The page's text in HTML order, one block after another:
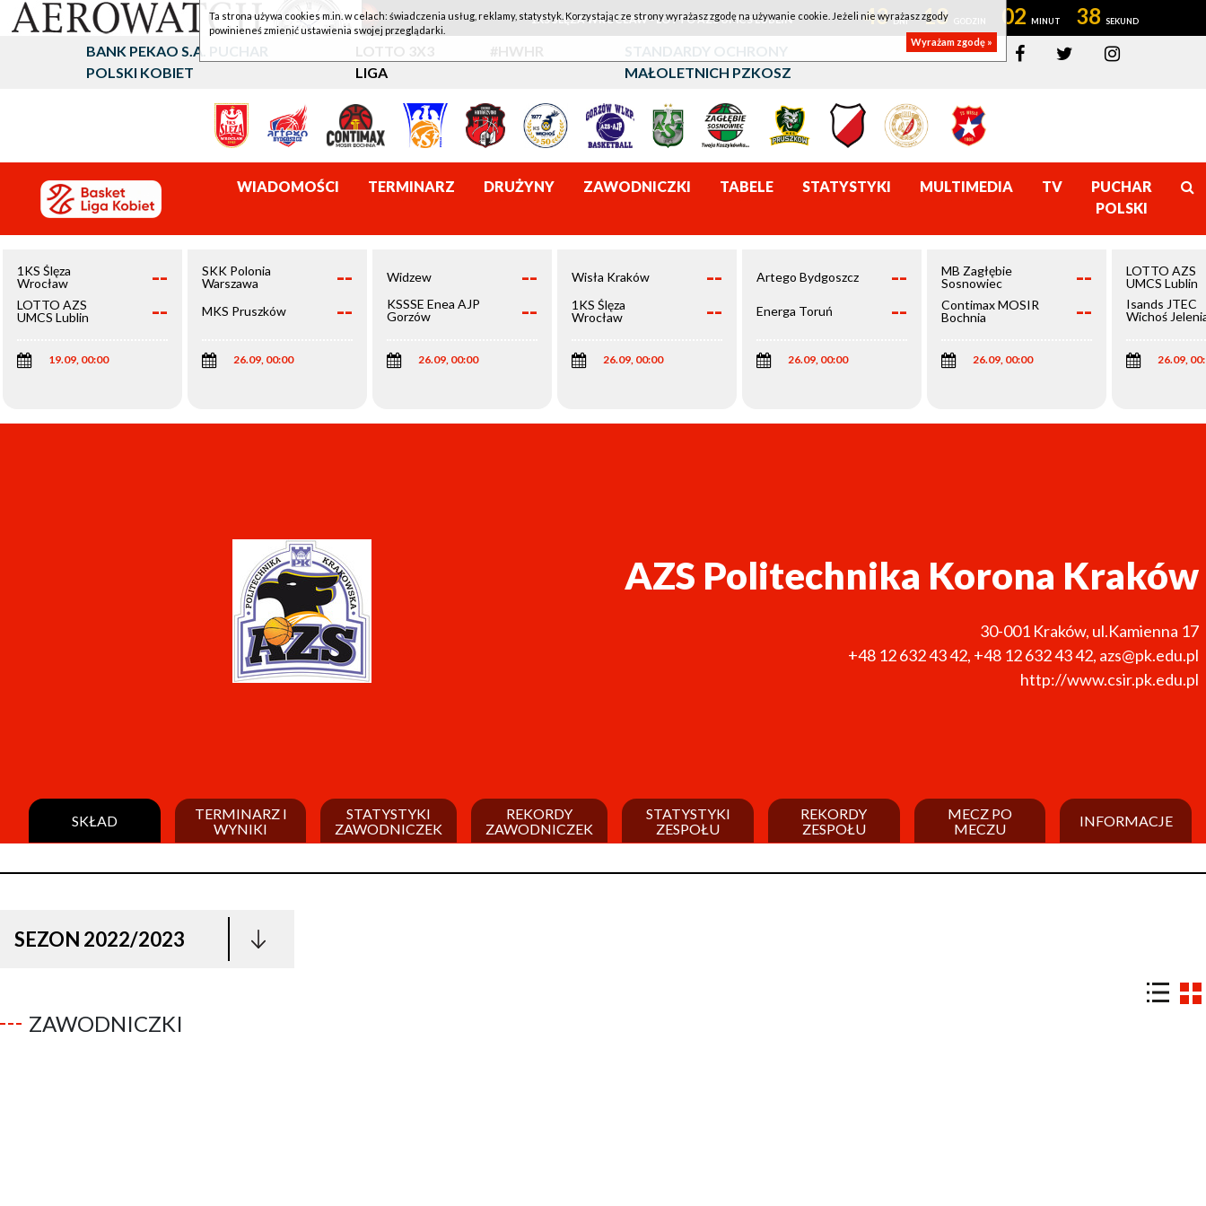
1KS ŚLĘZA WROCŁAW - LOTTO AZS UMCS LUBLIN 43 18 02 38
BANK PEKAO S.A. PUCHAR
POLSKI KOBIET
LOTTO 3X3
LIGA
#HWHR
STANDARDY OCHRONY
MAŁOLETNICH PZKOSZ
WIADOMOŚCI TERMINARZ DRUŻYNY ZAWODNICZKI TABELE STATYSTYKI MULTIMEDIA TV
PUCHAR
POLSKI
1KS Ślęza
Wrocław
--
LOTTO AZS
UMCS Lublin
--
19.09, 00:00
SKK Polonia
Warszawa
--
MKS Pruszków --
26.09, 00:00
Widzew --
KSSSE Enea AJP
Gorzów
--
26.09, 00:00
Wisła Kraków --
1KS Ślęza
Wrocław
--
26.09, 00:00
Artego Bydgoszcz --
Energa Toruń --
26.09, 00:00
MB Zagłębie
Sosnowiec
--
Contimax MOSIR
Bochnia
--
26.09, 00:00
LOTTO AZS
UMCS Lublin
Isands JTEC
Wichoś
26.09,
AZS Politechnika Korona Kraków
30-001 Kraków, ul.Kamienna 17
+48 12 632 43 42, +48 12 632 43 42, azs@pk.edu.pl
http://www.csir.pk.edu.pl
SKŁAD
TERMINARZ I
WYNIKI
STATYSTYKI
ZAWODNICZEK
REKORDY
ZAWODNICZEK
STATYSTYKI
ZESPOŁU
REKORDY
ZESPOŁU
MECZ PO
MECZU
INFORMACJE
SEZON 2022/2023
ZAWODNICZKI
Ta strona używa cookies m.in. w celach: świadczenia usług, reklamy, statystyk. Korzystając ze strony wyrażasz zgodę na używanie cookie. Jeżeli nie wyrażasz zgody
powinieneś zmienić ustawienia swojej przeglądarki.
Wyrażam zgodę »